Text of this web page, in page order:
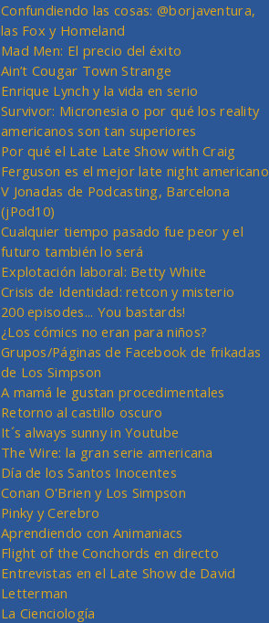
Confundiendo las cosas: @borjaventura,
las Fox y Homeland
Mad Men: El precio del éxito
Ain’t Cougar Town Strange
Enrique Lynch y la vida en serio
Survivor: Micronesia o por qué los reality
americanos son tan superiores
Por qué el Late Late Show with Craig
Ferguson es el mejor late night americano
V Jonadas de Podcasting, Barcelona
(jPod10)
Cualquier tiempo pasado fue peor y el
futuro también lo será
Explotación laboral: Betty White
Crisis de Identidad: retcon y misterio
200 episodes... You bastards!
¿Los cómics no eran para niños?
Grupos/Páginas de Facebook de frikadas
de Los Simpson
A mamá le gustan procedimentales
Retorno al castillo oscuro
It´s always sunny in Youtube
The Wire: la gran serie americana
Día de los Santos Inocentes
Conan O'Brien y Los Simpson
Pinky y Cerebro
Aprendiendo con Animaniacs
Flight of the Conchords en directo
Entrevistas en el Late Show de David
Letterman
La Cienciología